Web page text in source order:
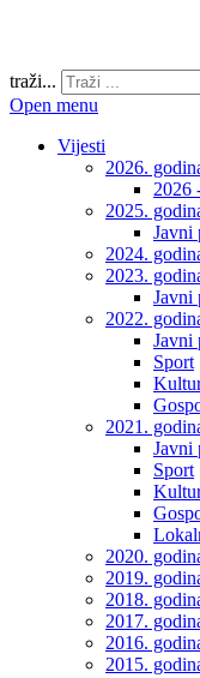
traži...
Open menu
Vijesti
2026.
2026
2025.
Javni
2024.
2023.
Javni
2022.
Javni
Sport
2021.
Javni
Sport
2020.
2019.
2018.
2017.
2016.
2015.